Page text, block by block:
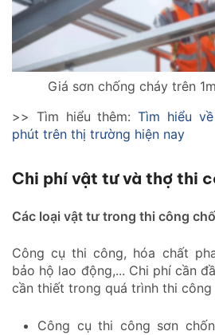
Giá sơn chống cháy trên
>> Tìm hiểu thêm:Tìm hiểu
phút trên thị trường hiện nay
Chi phí vật tư và thợ thi
Các loại vật tư trong thi công
Công cụ thi công, hóa chất
bảo hộ lao động,... Chi phí cần
cần thiết trong quá trình thi công
Công cụ thi công sơn